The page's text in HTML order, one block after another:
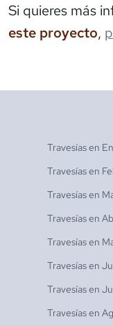
Si quieres más
este proyecto,
Travesías en
Travesías en
Travesías en
Travesías en
Travesías en
Travesías en
Travesías en
Travesías en